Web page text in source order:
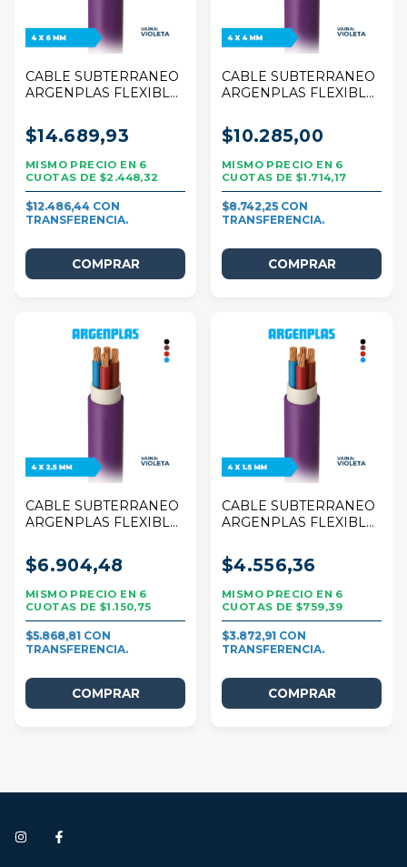
CABLE SUBTERRANEO
ARGENPLAS FLEXIBLE
1 METRO
$14.689,93
6
$2.448,32
$12.486,44
CABLE SUBTERRANEO
ARGENPLAS FLEXIBLE
1 METRO
$10.285,00
6
$1.714,17
$8.742,25
CABLE SUBTERRANEO
ARGENPLAS FLEXIBLE
POR 1 METRO
$6.904,48
6
$1.150,75
$5.868,81
CABLE SUBTERRANEO
ARGENPLAS FLEXIBLE
POR 1 METRO
$4.556,36
6
$759,39
$3.872,91